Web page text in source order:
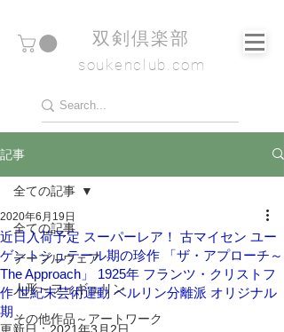
​双剣倶楽部
soukenclub.com
記事
全ての記事
テーブルウェア
人形～フィギュリン
その他作品～アートワーク
全ての記事
近日入荷予定 スーパーレア！ 古マイセン ユー
ゲントシュテール期の珍作 「ザ・アプローチ～
The Approach」 1925年 フランツ・クリストフ
作 世紀末芸術運動 ベルリン分離派 オリジナル
期
2020年6月19日